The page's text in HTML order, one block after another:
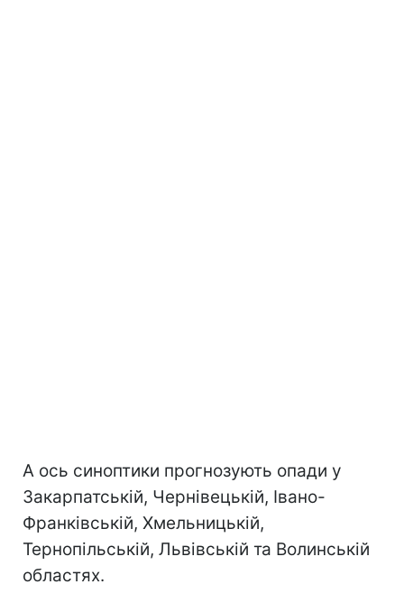
А ось синоптики прогнозують опади у
Закарпатській, Чернівецькій, Івано-
Франківській, Хмельницькій,
Тернопільській, Львівській та Волинській
областях.